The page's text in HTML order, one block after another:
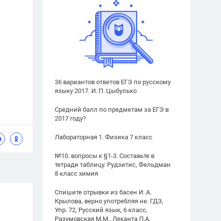
36 вариантов ответов ЕГЭ по русскому
языку 2017. И. П. Цыбулько
Средний балл по предметам за ЕГЭ в
2017 году?
Лабораторная 1. Физика 7 класс
№10. вопросы к §1-3. Составьте в
тетради таблицу. Рудзитис, Фельдман
8 класс химия
Спишите отрывки из басен И. А.
Крылова, верно употребляя не. ГДЗ,
Упр. 72, Русский язык, 6 класс,
Разумовская М.М., Леканта П.А.